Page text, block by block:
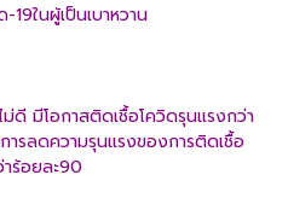
ในผู้เป็นเบาหวาน
ม่ดี มีโอกาสติดเชื้อโควิดรุนแรงกว่า
รลดความรุนแรงของการติดเชื้อ
ร้อยละ90